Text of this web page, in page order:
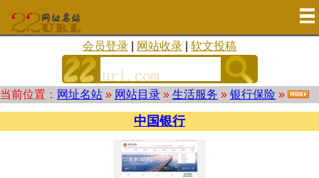
会员登录 网站收录 软文投稿
当前位置： 网址名站 » 网站目录 » 生活服务 » 银行保险 »
中国银行